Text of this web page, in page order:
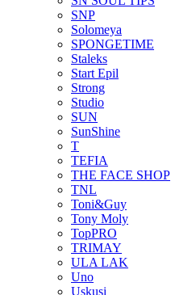
SNP
Solomeya
SPONGETIME
Staleks
Start Epil
Strong
Studio
SUN
SunShine
T
TEFIA
THE FACE SHOP
TNL
Toni&Guy
Tony Moly
TopPRO
TRIMAY
ULA LAK
Uno
Uskusi